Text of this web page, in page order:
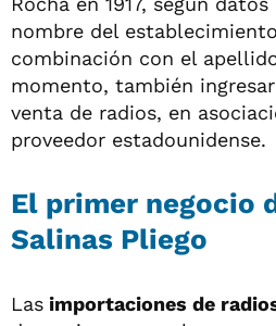
nombre del
combinación con el
momento, también
venta de radios, en
proveedor estadounidense.
El primer negocio
Salinas Pliego
Las importaciones de